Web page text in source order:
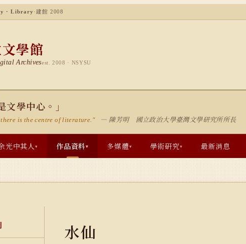
· Library ·建館 2008
學館
Archivesest. 2008 · NSYSU
文學中心。」
is the centre of literature." — 陳芳明 國立政治大學臺灣文學研究所所長
光中其人▾ 作品資料▾ 多媒體▾ 學術研究▾ 最新消息
水仙